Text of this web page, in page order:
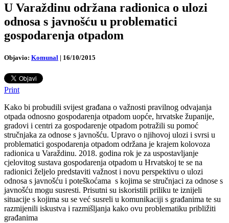
U Varaždinu održana radionica o ulozi
odnosa s javnošću u problematici
gospodarenja otpadom
Objavio: Komunal | 16/10/2015
Print
Kako bi probudili svijest građana o važnosti pravilnog odvajanja
otpada odnosno gospodarenja otpadom uopće, hrvatske županije,
gradovi i centri za gospodarenje otpadom potražili su pomoć
stručnjaka za odnose s javnošću. Upravo o njihovoj ulozi i svrsi u
problematici gospodarenja otpadom održana je krajem kolovoza
radionica u Varaždinu. 2018. godina rok je za uspostavljanje
cjelovitog sustava gospodarenja otpadom u Hrvatskoj te se na
radionici željelo predstaviti važnost i novu perspektivu o ulozi
odnosa s javnošću i poteškoćama s kojima se stručnjaci za odnose s
javnošću mogu susresti. Prisutni su iskoristili priliku te iznijeli
situacije s kojima su se već susreli u komunikaciji s građanima te su
razmijenili iskustva i razmišljanja kako ovu problematiku približiti
građanima